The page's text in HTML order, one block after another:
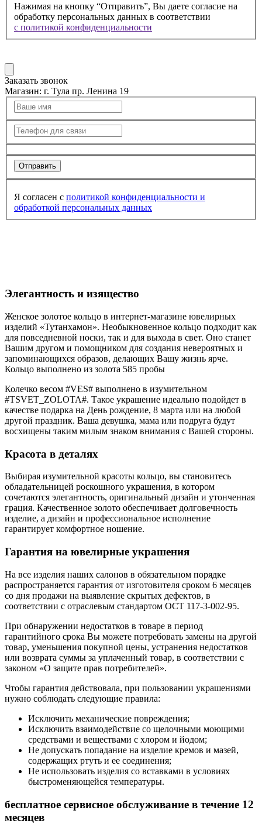
Нажимая на кнопку “Отправить”, Вы даете согласие на
обработку персональных данных в соответствии
с политикой конфиденциальности
Заказать звонок
Магазин: г. Тула пр. Ленина 19
Отправить
Я согласен с политикой конфиденциальности и
обработкой персональных данных
Элегантность и изящество
Женское золотое кольцо в интернет-магазине ювелирных
изделий «Тутанхамон». Необыкновенное кольцо подходит как
для повседневной носки, так и для выхода в свет. Оно станет
Вашим другом и помощником для создания невероятных и
запоминающихся образов, делающих Вашу жизнь ярче.
Кольцо выполнено из золота 585 пробы
Колечко весом #VES# выполнено в изумительном
#TSVET_ZOLOTA#. Такое украшение идеально подойдет в
качестве подарка на День рождение, 8 марта или на любой
другой праздник. Ваша девушка, мама или подруга будут
восхищены таким милым знаком внимания с Вашей стороны.
Красота в деталях
Выбирая изумительной красоты кольцо, вы становитесь
обладательницей роскошного украшения, в котором
сочетаются элегантность, оригинальный дизайн и утонченная
грация. Качественное золото обеспечивает долговечность
изделие, а дизайн и профессиональное исполнение
гарантирует комфортное ношение.
Гарантия на ювелирные украшения
На все изделия наших салонов в обязательном порядке
распространяется гарантия от изготовителя сроком 6 месяцев
со дня продажи на выявление скрытых дефектов, в
соответствии с отраслевым стандартом ОСТ 117-3-002-95.
При обнаружении недостатков в товаре в период
гарантийного срока Вы можете потребовать замены на другой
товар, уменьшения покупной цены, устранения недостатков
или возврата суммы за уплаченный товар, в соответствии с
законом «О защите прав потребителей».
Чтобы гарантия действовала, при пользовании украшениями
нужно соблюдать следующие правила:
Исключить механические повреждения;
Исключить взаимодействие со щелочными моющими
средствами и веществами с хлором и йодом;
Не допускать попадание на изделие кремов и мазей,
содержащих ртуть и ее соединения;
Не использовать изделия со вставками в условиях
быстроменяющейся температуры.
бесплатное сервисное обслуживание в течение 12
месяцев